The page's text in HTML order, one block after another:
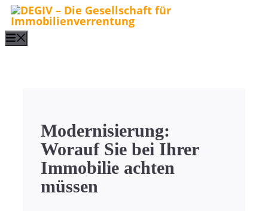
Zum
Inhalt
springen
Modernisierung:
Worauf Sie bei Ihrer
Immobilie achten
müssen